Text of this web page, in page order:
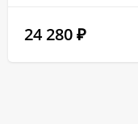
24 280 ₽